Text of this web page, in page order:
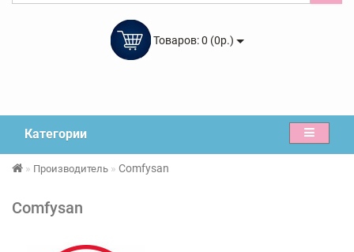
Товаров: 0 (0р.)
Категории
Производитель Comfysan
Comfysan